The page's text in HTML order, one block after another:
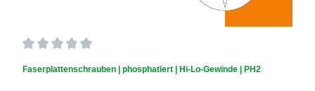
Faserplattenschrauben | phosphatiert | Hi-Lo-Gewinde | PH2